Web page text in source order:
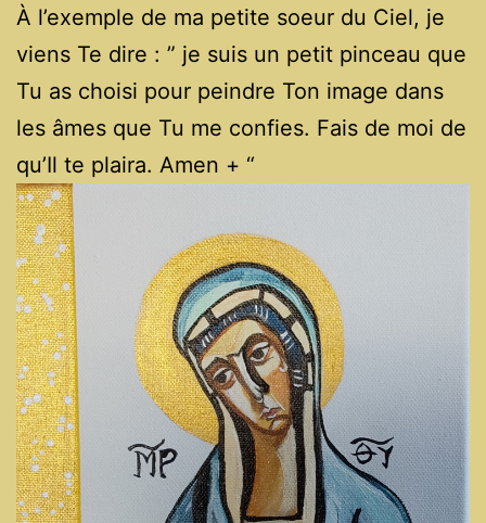
À l’exemple de ma petite soeur du Ciel, je
viens Te dire : ” je suis un petit pinceau que
Tu as choisi pour peindre Ton image dans
les âmes que Tu me confies. Fais de moi de
qu’Il te plaira. Amen + “